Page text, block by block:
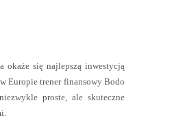
okaże się najlepszą inwestycją
Europie trener finansowy Bodo
proste, ale skuteczne